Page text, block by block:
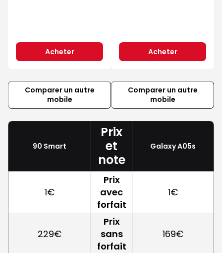
Acheter Acheter
Comparer un autre
mobile
Comparer un autre
mobile
90 Smart
Prix
et
note
Galaxy A05s
1€
Prix
avec
forfait
1€
229€
Prix
sans
forfait
169€